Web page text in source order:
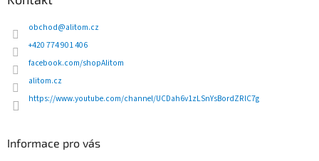
obchod@alitom.cz
+420 774 901 406
facebook.com/shopAlitom
alitom.cz
https://www.youtube.com/channel/UCDah6v1zLSnYsBordZRlC7g
Informace pro vás